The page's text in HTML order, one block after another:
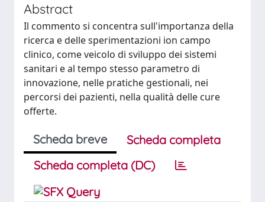
Abstract
Il commento si concentra sull'importanza della
ricerca e delle sperimentazioni ion campo
clinico, come veicolo di sviluppo dei sistemi
sanitari e al tempo stesso parametro di
innovazione, nelle pratiche gestionali, nei
percorsi dei pazienti, nella qualità delle cure
offerte.
Scheda breve
Scheda completa
Scheda completa (DC)